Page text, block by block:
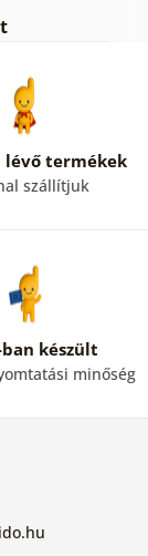
lévő termékek
szállítjuk
ban készült
minőség